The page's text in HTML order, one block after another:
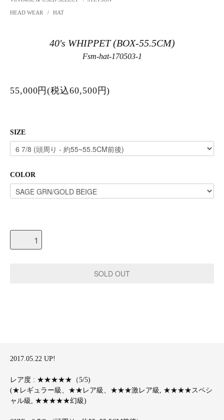
HEAD WEAR / HAT
40's WHIPPET (BOX-55.5CM)
Fsm-hat-170503-1
55,000円(税込60,500円)
SIZE
COLOR
2017.05.22 UP!
レア度 : ★★★★★（5/5)
(★レギュラー級、★★レア級、★★★激レア級, ★★★★スペシ
ャル級, ★★★★★幻級)